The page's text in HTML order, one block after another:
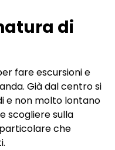
di
fare escursioni e
Già dal centro si
e non molto lontano
scogliere sulla
che